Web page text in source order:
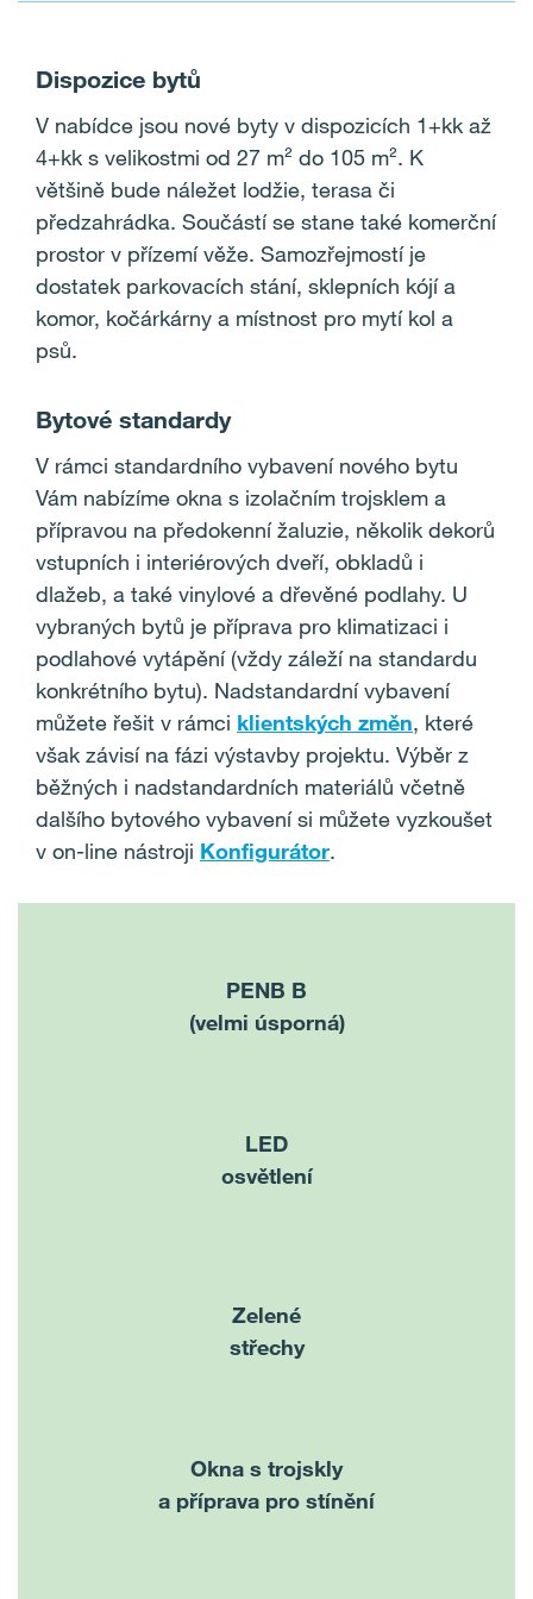
Dispozice bytů
V nabídce jsou nové byty v dispozicích 1+kk až
4+kk s velikostmi od 27 m² do 105 m². K
většině bude náležet lodžie, terasa či
předzahrádka. Součástí se stane také komerční
prostor v přízemí věže. Samozřejmostí je
dostatek parkovacích stání, sklepních kójí a
komor, kočárkárny a místnost pro mytí kol a
psů.
Bytové standardy
V rámci standardního vybavení nového bytu
Vám nabízíme okna s izolačním trojsklem a
přípravou na předokenní žaluzie, několik dekorů
vstupních i interiérových dveří, obkladů i
dlažeb, a také vinylové a dřevěné podlahy. U
vybraných bytů je příprava pro klimatizaci i
podlahové vytápění (vždy záleží na standardu
konkrétního bytu). Nadstandardní vybavení
můžete řešit v rámci klientských změn, které
však závisí na fázi výstavby projektu. Výběr z
běžných i nadstandardních materiálů včetně
dalšího bytového vybavení si můžete vyzkoušet
v on-line nástroji Konfigurátor.
PENB B
(velmi úsporná)
LED
osvětlení
Zelené
střechy
Okna s trojskly
a příprava pro stínění